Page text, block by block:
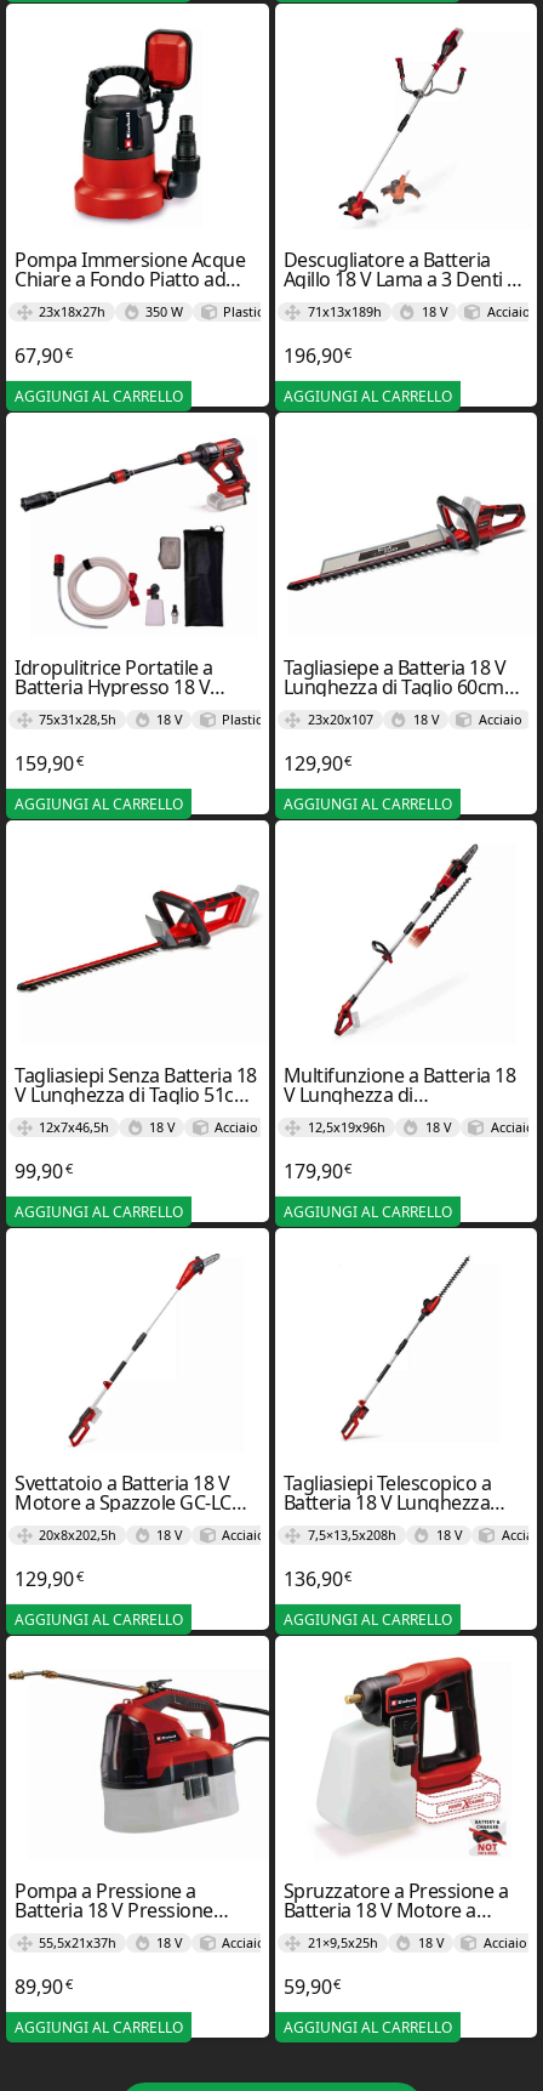
Pompa Immersione Acque
Chiare a Fondo Piatto ad
Immersione 350 W Portata
Max 8000 L/h – Einhel
23x18x27h 350 W Plastica
67,90€
AGGIUNGI AL CARRELLO
Descugliatore a Batteria
Agillo 18 V Lama a 3 Denti e
Taglio 20cm 18/200 – Einhel
71x13x189h 18 V Acciaio
196,90€
AGGIUNGI AL CARRELLO
Idropulitrice Portatile a
Batteria Hypresso 18 V
Lunghezza del Tubo 5m
18/24-1 – Einhel
75x31x28,5h 18 V Plastica
159,90€
AGGIUNGI AL CARRELLO
Tagliasiepe a Batteria 18 V
Lunghezza di Taglio 60cm
GE-CH 18/60 LI – Einhel
23x20x107 18 V Acciaio
129,90€
AGGIUNGI AL CARRELLO
Tagliasiepi Senza Batteria 18
V Lunghezza di Taglio 51cm
GC-CH 18/50 LI in- Einhel
12x7x46,5h 18 V Acciaio
99,90€
AGGIUNGI AL CARRELLO
Multifunzione a Batteria 18
V Lunghezza di
Taglio 170mm GE-HC 18 LI –
Einhel12,5x19x96h 18 V Acciaio
179,90€
AGGIUNGI AL CARRELLO
Svettatoio a Batteria 18 V
Motore a Spazzole GC-LC
18/20 LI – Einhel
20x8x202,5h 18 V Acciaio
129,90€
AGGIUNGI AL CARRELLO
Tagliasiepi Telescopico a
Batteria 18 V Lunghezza
della Spada 45cm GC-HH
18/45 LI – Einhel
7,5×13,5x208h 18 V
136,90€
AGGIUNGI AL CARRELLO
Pompa a Pressione a
Batteria 18 V Pressione
Senza Fili GE-WS 18/35 LI –
Einhel55,5x21x37h 18 V Acciaio
89,90€
AGGIUNGI AL CARRELLO
Spruzzatore a Pressione a
Batteria 18 V Motore a
Spazzole GE-WS 18/10 LI –
Einhel21×9,5x25h 18 V Acciaio
59,90€
AGGIUNGI AL CARRELLO